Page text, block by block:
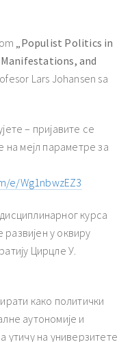
„Populist Politics in
and
Lars Johansen sa
– пријавите се
на мејл параметре за
e/Wg1nbwzEZ3
курса
развијен у оквиру
Цирцле У.
како политички
аутономије и
утичу на универзитете